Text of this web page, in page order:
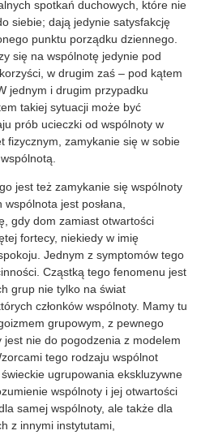
spotkań duchowych, które nie
siebie; dają jedynie satysfakcję
punktu porządku dziennego.
się na wspólnotę jedynie pod
w drugim zaś – pod kątem
jednym i drugim przypadku
takiej sytuacji może być
prób ucieczki od wspólnoty w
fizycznym, zamykanie się w sobie
jest też zamykanie się wspólnoty
jest posłana,
gdy dom zamiast otwartości
fortecy, niekiedy w imię
Jednym z symptomów tego
Cząstką tego fenomenu jest
grup nie tylko na świat
członków wspólnoty. Mamy tu
grupowym, z pewnego
nie do pogodzenia z modelem
tego rodzaju wspólnot
ugrupowania ekskluzywne
wspólnoty i jej otwartości
samej wspólnoty, ale także dla
z innymi instytutami,